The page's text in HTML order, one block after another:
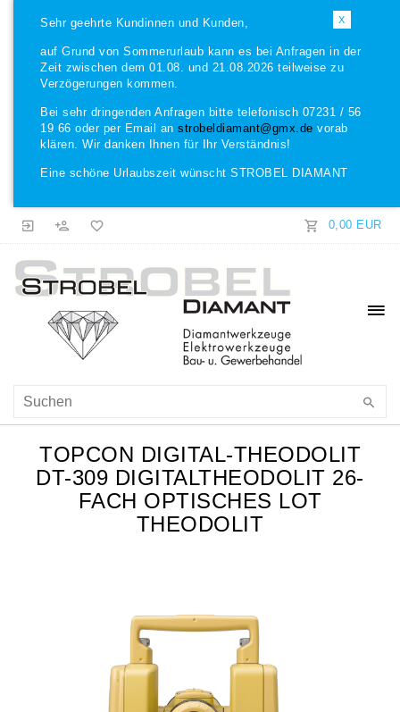
X
Sehr geehrte Kundinnen und Kunden,
auf Grund von Sommerurlaub kann es bei Anfragen in der
Zeit zwischen dem 01.08. und 21.08.2026 teilweise zu
Verzögerungen kommen.
Bei sehr dringenden Anfragen bitte telefonisch 07231 / 56
19 66 oder per Email an strobeldiamant@gmx.de vorab
klären. Wir danken Ihnen für Ihr Verständnis!
Eine schöne Urlaubszeit wünscht STROBEL DIAMANT
0,00 EUR
TOPCON DIGITAL-THEODOLIT
DT-309 DIGITALTHEODOLIT 26-
FACH OPTISCHES LOT
THEODOLIT